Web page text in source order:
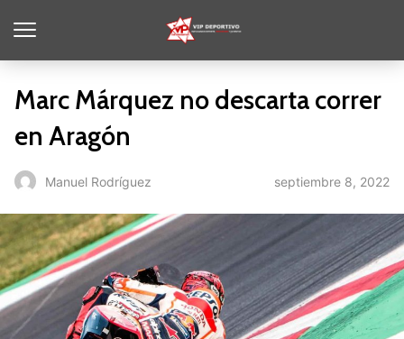
Marc Márquez no descarta correr
en Aragón
Manuel Rodríguez septiembre 8, 2022